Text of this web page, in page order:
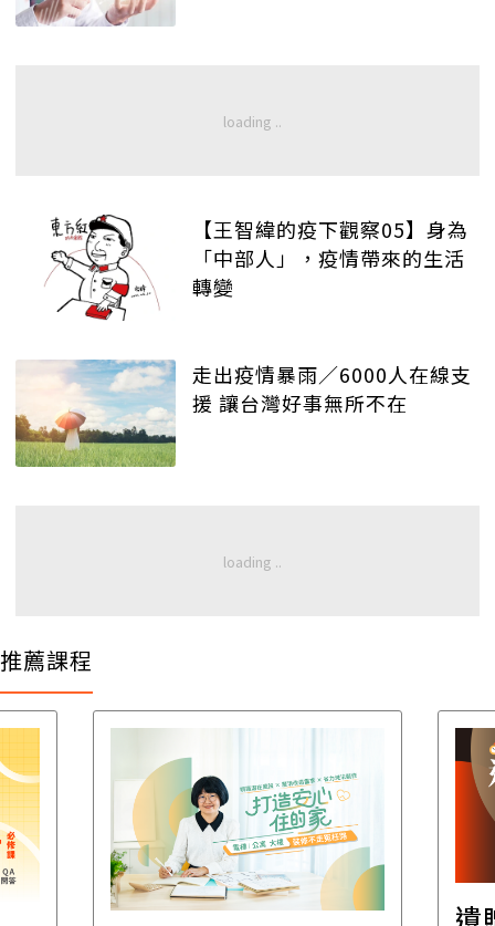
【王智緯的疫下觀察05】身為
「中部人」，疫情帶來的生活
轉變
走出疫情暴雨／6000人在線支
援 讓台灣好事無所不在
推薦課程
遺